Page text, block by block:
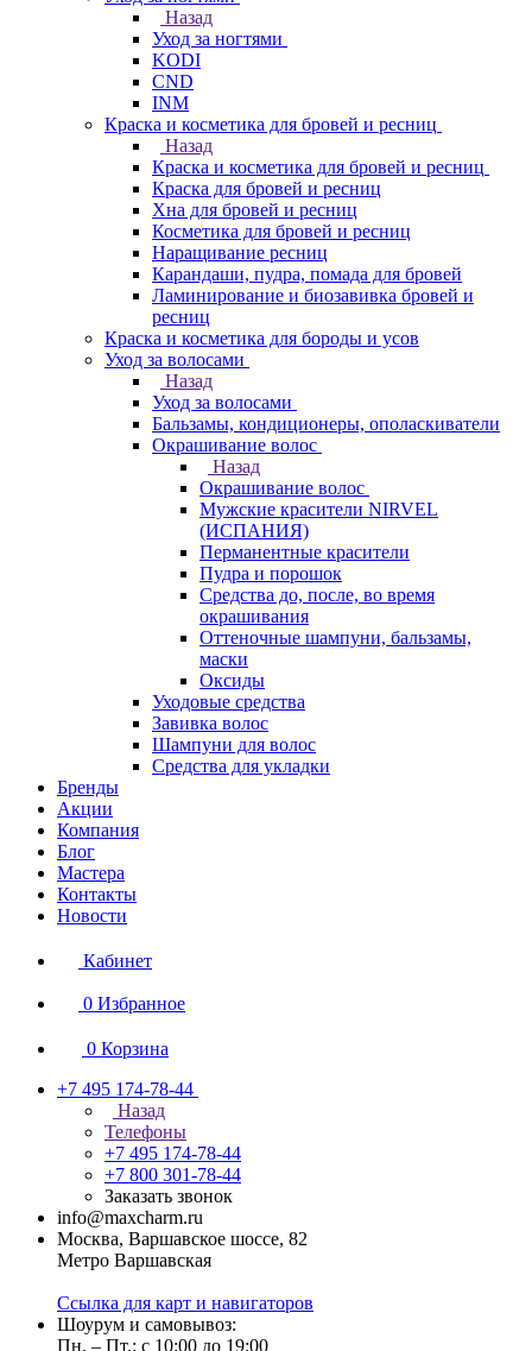
Назад
Уход за ногтями
KODI
CND
INM
Краска и косметика для бровей и ресниц
Назад
Краска и косметика для бровей и ресниц
Краска для бровей и ресниц
Хна для бровей и ресниц
Косметика для бровей и ресниц
Наращивание ресниц
Карандаши, пудра, помада для бровей
Ламинирование и биозавивка бровей и
ресниц
Краска и косметика для бороды и усов
Уход за волосами
Назад
Уход за волосами
Бальзамы, кондиционеры, ополаскиватели
Окрашивание волос
Назад
Окрашивание волос
Мужские красители NIRVEL
(ИСПАНИЯ)
Перманентные красители
Пудра и порошок
Средства до, после, во время
окрашивания
Оттеночные шампуни, бальзамы,
маски
Оксиды
Уходовые средства
Завивка волос
Шампуни для волос
Средства для укладки
Бренды
Акции
Компания
Блог
Мастера
Контакты
Новости
Кабинет
0 Избранное
0 Корзина
+7 495 174-78-44
Назад
Телефоны
+7 495 174-78-44
+7 800 301-78-44
Заказать звонок
info@maxcharm.ru
Москва, Варшавское шоссе, 82
Метро Варшавская
Ссылка для карт и навигаторов
Шоурум и самовывоз:
Пн. – Пт.: с 10:00 до 19:00